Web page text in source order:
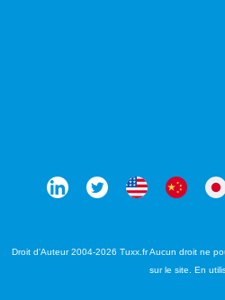
Droit d'Auteur 2004-2026 Tuxx.fr Aucun droit ne
sur le site. En